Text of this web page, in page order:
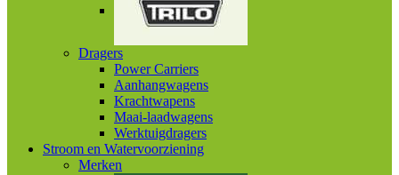
Dragers
Power Carriers
Aanhangwagens
Krachtwapens
Maai-laadwagens
Werktuigdragers
Stroom en Watervoorziening
Merken